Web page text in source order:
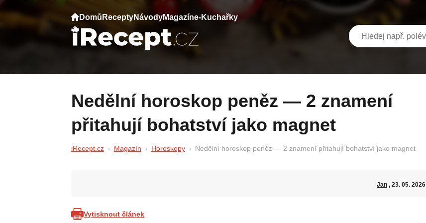
Domů ReceptyNávodyMagazíne-Kuchařky
Nedělní horoskop peněz — 2 znamení
přitahují bohatství jako magnet
iRecept.cz Magazín Horoskopy Nedělní horoskop peněz — 2 znamení přitahují bohatství jako magnet
Jan, 23. 05. 2026
Vytisknout článek